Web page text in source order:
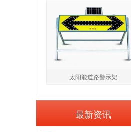
太阳能道路警示架
最新资讯